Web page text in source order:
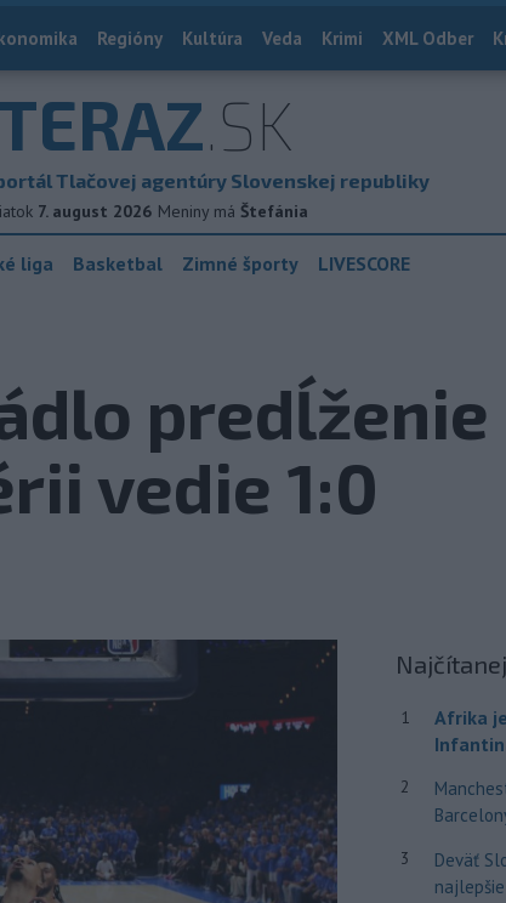
Regióny Kultúra Veda Krimi XML Odber
.SK
Tlačovej agentúry Slovenskej republiky
7. august 2026 Meniny má Štefánia
liga Basketbal Zimné športy LIVESCORE
vedie 1:0
1
Afrika
2
3
Deväť